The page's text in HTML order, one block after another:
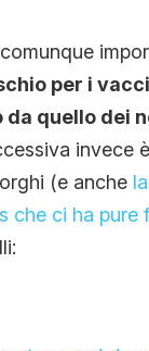
per i
da quello dei
invece
(e anche
che ci ha pure